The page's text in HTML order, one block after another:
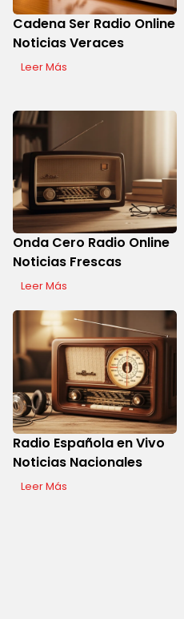
Cadena Ser Radio Online
Noticias Veraces
Leer Más
Onda Cero Radio Online
Noticias Frescas
Leer Más
Radio Española en Vivo
Noticias Nacionales
Leer Más